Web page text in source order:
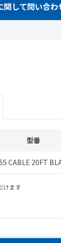
関して問い合わ
型番
CABLE 20FT
けます